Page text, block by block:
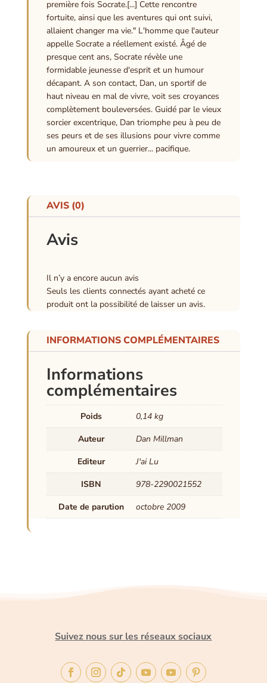
première fois Socrate.[...] Cette rencontre
fortuite, ainsi que les aventures qui ont suivi,
allaient changer ma vie." L'homme que l'auteur
appelle Socrate a réellement existé. Âgé de
presque cent ans, Socrate révèle une
formidable jeunesse d'esprit et un humour
décapant. A son contact, Dan, un sportif de
haut niveau en mal de vivre, voit ses croyances
complètement bouleversées. Guidé par le vieux
sorcier excentrique, Dan triomphe peu à peu de
ses peurs et de ses illusions pour vivre comme
un amoureux et un guerrier... pacifique.
AVIS (0)
Avis
Il n’y a encore aucun avis
Seuls les clients connectés ayant acheté ce
produit ont la possibilité de laisser un avis.
INFORMATIONS COMPLÉMENTAIRES
Informations
complémentaires
Poids
0,14 kg
Auteur
Dan Millman
Editeur
J'ai Lu
ISBN
978-2290021552
Date de parution
octobre 2009
Suivez nous sur les réseaux sociaux